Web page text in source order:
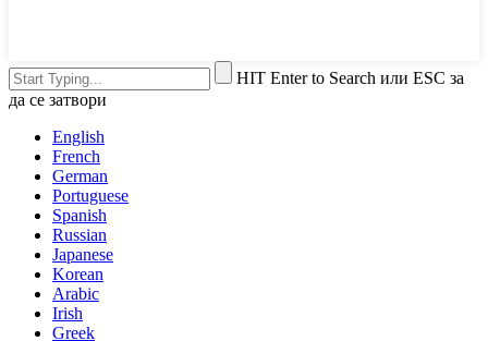
HIT Enter to Search или ESC за
да се затвори
English
French
German
Portuguese
Spanish
Russian
Japanese
Korean
Arabic
Irish
Greek